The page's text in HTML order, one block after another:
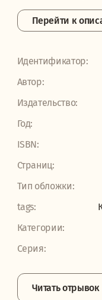
Перейти к
Идентификатор:
Автор:
Издательство:
Год:
ISBN:
Страниц:
Тип обложки:
tags:
Категории:
Серия:
Читать отрывок